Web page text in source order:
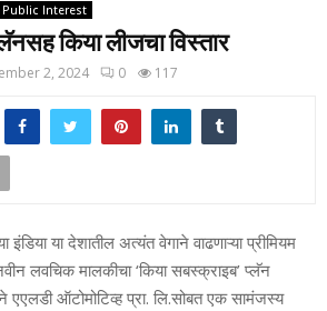
Public Interest
किया लीजचा विस्तार
2, 2024 0 117
या देशातील अत्यंत वेगाने वाढणाऱ्या प्रीमियम
लवचिक मालकीचा ‘किया सबस्क्राइब’ प्लॅन
ऑटोमोटिव्ह प्रा. लि.सोबत एक सामंजस्य